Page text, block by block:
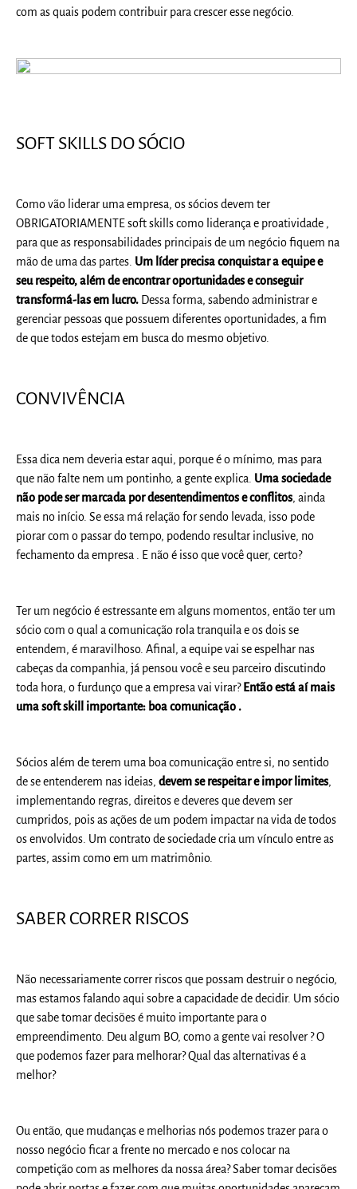
com as quais podem contribuir para crescer esse negócio.
SOFT SKILLS DO SÓCIO
Como vão liderar uma empresa, os sócios devem ter
OBRIGATORIAMENTE soft skills como liderança e proatividade ,
para que as responsabilidades principais de um negócio fiquem na
mão de uma das partes. Um líder precisa conquistar a equipe e
seu respeito, além de encontrar oportunidades e conseguir
transformá-las em lucro. Dessa forma, sabendo administrar e
gerenciar pessoas que possuem diferentes oportunidades, a fim
de que todos estejam em busca do mesmo objetivo.
CONVIVÊNCIA
Essa dica nem deveria estar aqui, porque é o mínimo, mas para
que não falte nem um pontinho, a gente explica. Uma sociedade
não pode ser marcada por desentendimentos e conflitos, ainda
mais no início. Se essa má relação for sendo levada, isso pode
piorar com o passar do tempo, podendo resultar inclusive, no
fechamento da empresa . E não é isso que você quer, certo?
Ter um negócio é estressante em alguns momentos, então ter um
sócio com o qual a comunicação rola tranquila e os dois se
entendem, é maravilhoso. Afinal, a equipe vai se espelhar nas
cabeças da companhia, já pensou você e seu parceiro discutindo
toda hora, o furdunço que a empresa vai virar? Então está aí mais
uma soft skill importante: boa comunicação .
Sócios além de terem uma boa comunicação entre si, no sentido
de se entenderem nas ideias,devem se respeitar e impor limites,
implementando regras, direitos e deveres que devem ser
cumpridos, pois as ações de um podem impactar na vida de todos
os envolvidos. Um contrato de sociedade cria um vínculo entre as
partes, assim como em um matrimônio.
SABER CORRER RISCOS
Não necessariamente correr riscos que possam destruir o negócio,
mas estamos falando aqui sobre a capacidade de decidir. Um sócio
que sabe tomar decisões é muito importante para o
empreendimento. Deu algum BO, como a gente vai resolver ? O
que podemos fazer para melhorar? Qual das alternativas é a
melhor?
Ou então, que mudanças e melhorias nós podemos trazer para o
nosso negócio ficar a frente no mercado e nos colocar na
competição com as melhores da nossa área? Saber tomar decisões